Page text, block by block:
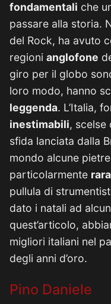
fondamentali che
passare alla storia.
del Rock, ha avuto
regioni anglofone
giro per il globo
loro modo, hanno
leggenda. L’Italia,
inestimabili, scelse
sfida lanciata dalla
mondo alcune
particolarmente rara
pullula di
dato i natali ad
quest’articolo,
migliori italiani nel
degli anni d’oro.
Pino Daniele